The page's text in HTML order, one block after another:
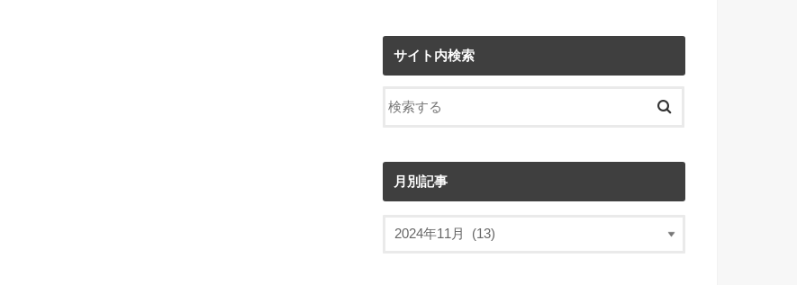
サイト内検索
月別記事